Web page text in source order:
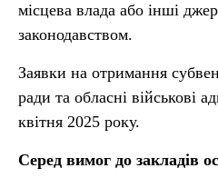
місцева влада або інші
законодавством.
Заявки на отримання
ради та обласні військові
квітня 2025 року.
Серед вимог до закладів